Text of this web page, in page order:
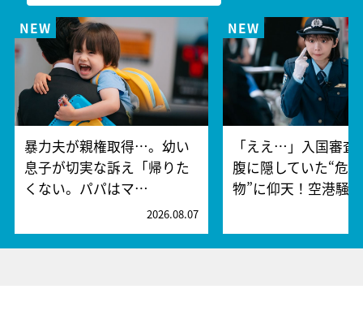
暴力夫が親権取得…。幼い
息子が切実な訴え「帰りた
くない。パパはマ…
2026.08.07
「ええ…」入国審査
腹に隠していた“危
物”に仰天！空港騒